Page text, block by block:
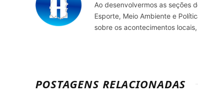
Ao desenvolvermos as seções
Esporte, Meio Ambiente e
sobre os acontecimentos
POSTAGENS RELACIONADAS